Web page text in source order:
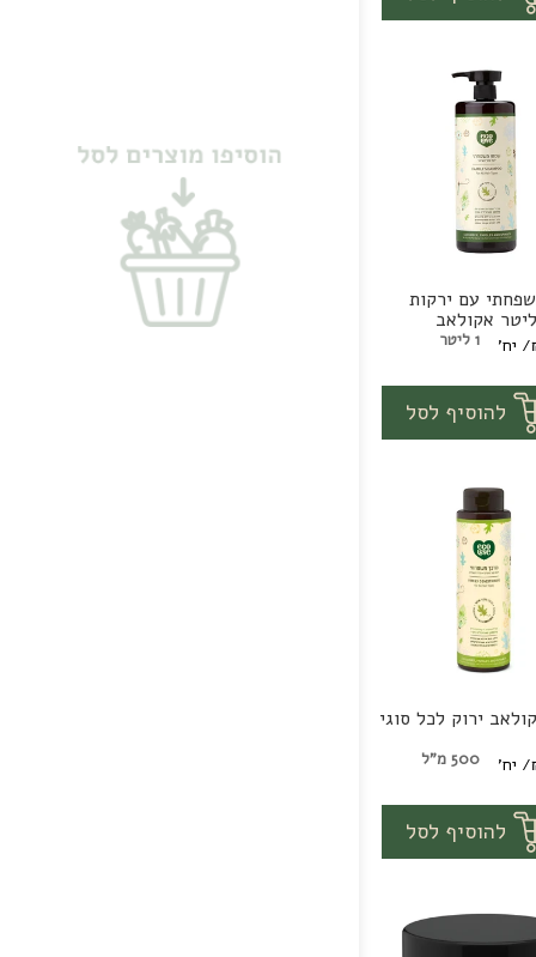
עם ירקות
אקולאב
/ יח' 1 ליטר
להוסיף לסל
1 יח'
ירוק לכל סוגי
/ יח' 500 מ"ל
להוסיף לסל
1 יח'